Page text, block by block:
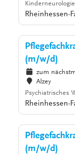
Kinderneurologie
Rheinhessen-
(m/w/d)
zum
Alzey
Psychiatrisches
Rheinhessen-
(m/w/d)